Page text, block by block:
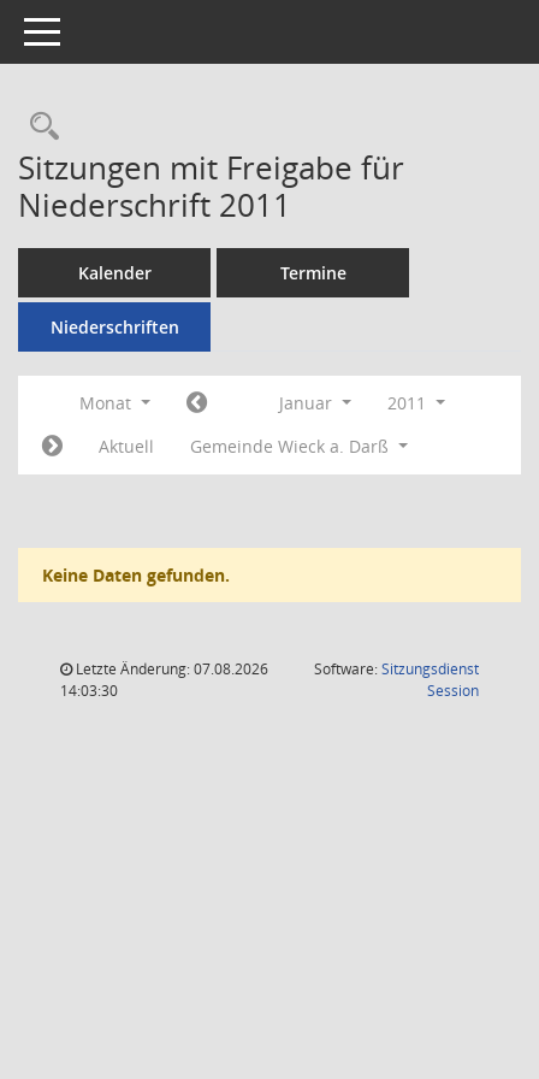
Toggle navigation
Rechercheauswahl
Sitzungen mit Freigabe für
Niederschrift 2011
Kalender Termine
Niederschriften
Monat Januar
2011
Aktuell
Gemeinde Wieck a. Darß
Keine Daten gefunden.
Letzte Änderung: 07.08.2026
14:03:30
Software:Sitzungsdienst
Session(Wird in